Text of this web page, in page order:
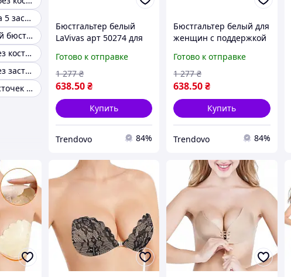
Бюстгальтер на 5 застежек
Универсальный бюстгальтер
Бюстгальтер без косточек застежка спереди
Бюстгальтер без застежек сзади
Лифчик без косточек 95 см
Бюстгальтер белый
LaVivas арт 50274 для
80Д комфортный и
стильный для
повседневной носки
Готово к отправке
638.50₴
1 277 ₴
Купить
Trendovo 84%
Бюстгальтер белый для
женщин с поддержкой
комфортная модель
для повседневной
носки
Готово к отправке
638.50₴
1 277 ₴
Купить
Trendovo 84%